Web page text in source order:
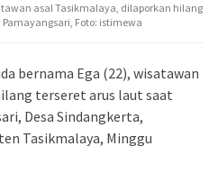
asal Tasikmalaya, dilaporkan hilang
Foto: istimewa
bernama Ega (22), wisatawan
terseret arus laut saat
Desa Sindangkerta,
Tasikmalaya, Minggu